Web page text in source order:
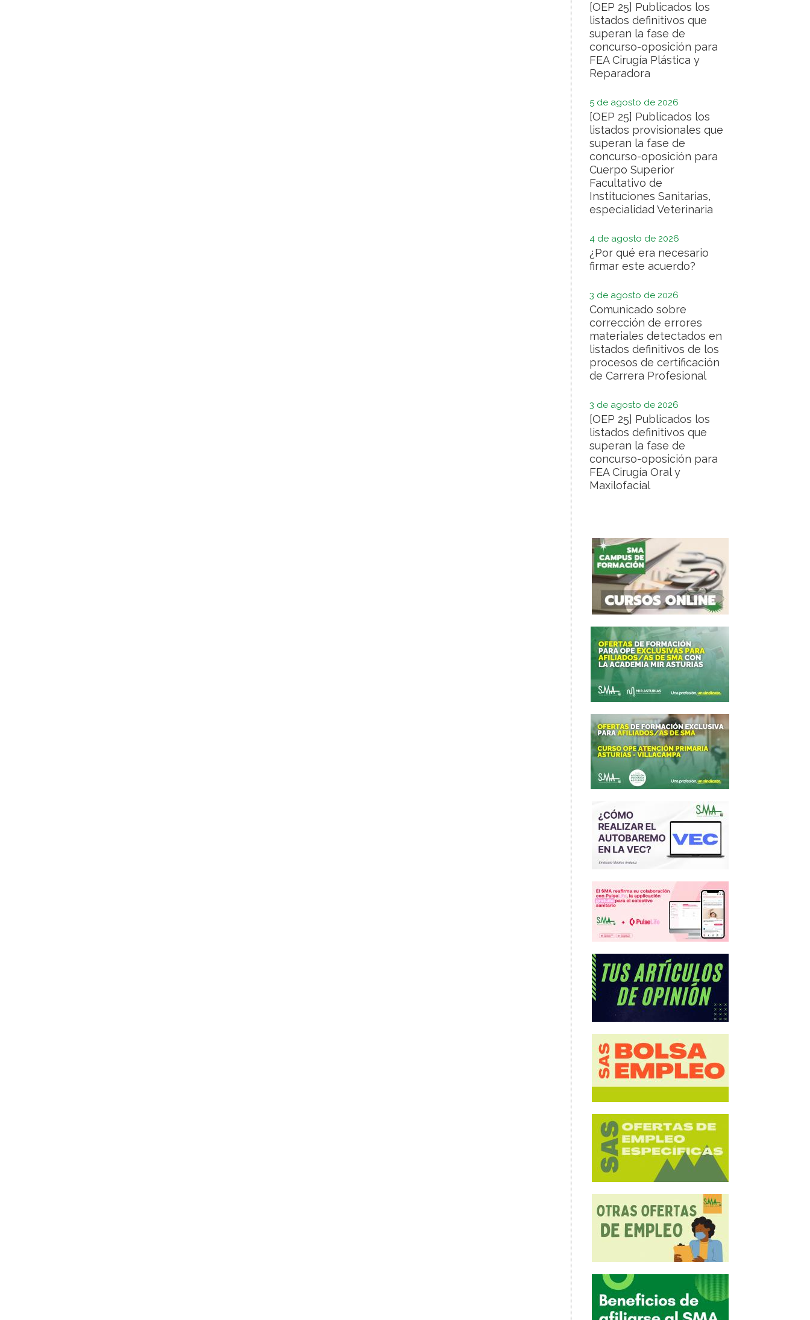
[OEP 25] Publicados los
listados definitivos que
superan la fase de
concurso-oposición para
FEA Cirugía Plástica y
Reparadora
5 de agosto de 2026
[OEP 25] Publicados los
listados provisionales que
superan la fase de
concurso-oposición para
Cuerpo Superior
Facultativo de
Instituciones Sanitarias,
especialidad Veterinaria
4 de agosto de 2026
¿Por qué era necesario
firmar este acuerdo?
3 de agosto de 2026
Comunicado sobre
corrección de errores
materiales detectados en
listados definitivos de los
procesos de certificación
de Carrera Profesional
3 de agosto de 2026
[OEP 25] Publicados los
listados definitivos que
superan la fase de
concurso-oposición para
FEA Cirugía Oral y
Maxilofacial